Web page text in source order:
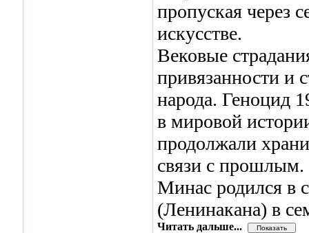
пропуская через
искусстве.
Вековые
привязанности и
народа. Геноцид
в мировой
продолжали
связи с прошлым.
Минас родился в
(Ленинакана) в
Читать дальше...